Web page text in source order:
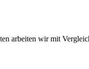
arbeiten wir mit